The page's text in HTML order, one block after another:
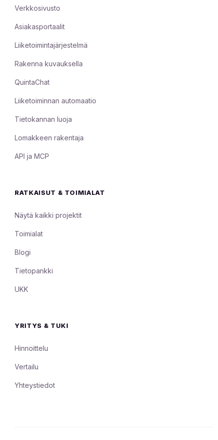
Verkkosivusto
Asiakasportaalit
Liiketoimintajärjestelmä
Rakenna kuvauksella
QuintaChat
Liiketoiminnan automaatio
Tietokannan luoja
Lomakkeen rakentaja
API ja MCP
RATKAISUT & TOIMIALAT
Näytä kaikki projektit
Toimialat
Blogi
Tietopankki
UKK
YRITYS & TUKI
Hinnoittelu
Vertailu
Yhteystiedot